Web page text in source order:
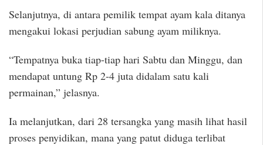
Selanjutnya, di antara pemilik tempat ayam kala ditanya
mengakui lokasi perjudian sabung ayam miliknya.
“Tempatnya buka tiap-tiap hari Sabtu dan Minggu, dan
mendapat untung Rp 2-4 juta didalam satu kali
permainan,” jelasnya.
Ia melanjutkan, dari 28 tersangka yang masih lihat hasil
proses penyidikan, mana yang patut diduga terlibat